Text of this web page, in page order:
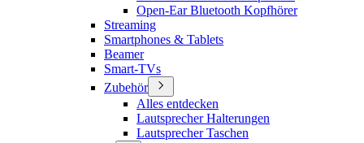
Open-Ear Bluetooth Kopfhörer
Streaming
Smartphones & Tablets
Beamer
Smart-TVs
Zubehör
Alles entdecken
Lautsprecher Halterungen
Lautsprecher Taschen